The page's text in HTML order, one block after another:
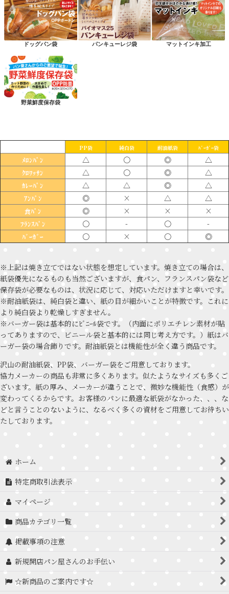
ドッグパン袋 パンキューレジ袋 マットインキ加工
野菜鮮度保存袋
PP袋 純白袋 耐油紙袋 ﾊﾞｰｶﾞｰ袋
ﾒﾛﾝﾊﾟﾝ △ 〇 ◎ △
ｸﾛﾜｯｻﾝ △ 〇 ◎ △
ｶﾚｰﾊﾟﾝ △ △ ◎ △
ｱﾝﾊﾟﾝ ◎ × △ △
食ﾊﾟﾝ ◎ × × ×
ﾌﾗﾝｽﾊﾟﾝ 〇 - 〇 -
ﾊﾞｰｶﾞｰ 〇 × 〇 ◎
※上記は焼き立てではない状態を想定しています。焼き立ての場合は、
紙袋優先になるものも当然ございますが、食パン、フランスパン袋など
保存袋が必要なものは、状況に応じて、対応いただけますと幸いです。
※耐油紙袋は、純白袋と違い、紙の目が細かいことが特徴です。これに
より純白袋より乾燥しすぎません。
※バーガー袋は基本的にﾋﾞﾆｰﾙ袋です。（内面にポリエチレン素材が貼
ってありますので、ビニール袋と基本的には同じ考え方です。）紙はバ
ーガー袋の場合飾りです。耐油紙袋とは機能性が全く違う商品です。
沢山の耐油紙袋、PP袋、バーガー袋をご用意しております。
協力メーカーの商品も非常に多くあります。似たようなサイズも多くご
ざいます。紙の厚み、メーカーが違うことで、微妙な機能性（食感）が
変わってくるからです。お客様のパンに最適な紙袋がなかった、、、な
どと言うことのないように、なるべく多くの資材をご用意してお待ちい
たしております。
ホーム
特定商取引法表示
マイページ
商品カテゴリ一覧
掲載事項の注意
新規開店パン屋さんのお手伝い
☆新商品のご案内です☆